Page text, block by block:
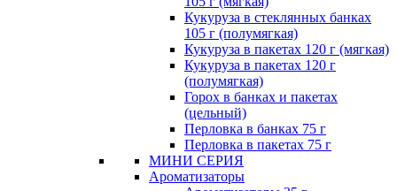
Кукуруза в стеклянных банках
105 г (полумягкая)
Кукуруза в пакетах 120 г (мягкая)
Кукуруза в пакетах 120 г
(полумягкая)
Горох в банках и пакетах
(цельный)
Перловка в банках 75 г
Перловка в пакетах 75 г
МИНИ СЕРИЯ
Ароматизаторы